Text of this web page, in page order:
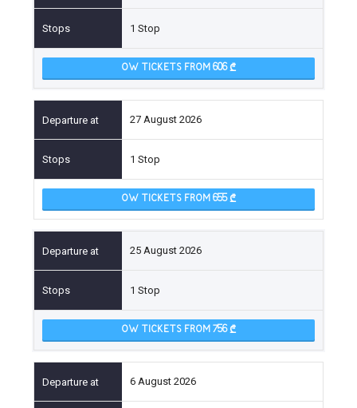
1 Stop
OW TICKETS FROM 606
27 August 2026
1 Stop
OW TICKETS FROM 655
25 August 2026
1 Stop
OW TICKETS FROM 756
6 August 2026